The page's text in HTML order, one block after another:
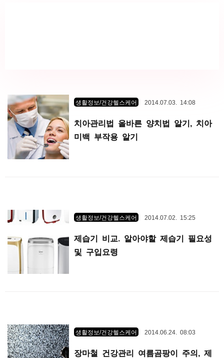
생활정보/건강헬스케어 2014.07.03. 14:08
치아관리법 올바른 양치법 알기, 치아
미백 부작용 알기
생활정보/건강헬스케어 2014.07.02. 15:25
제습기 비교. 알아야할 제습기 필요성
및 구입요령
생활정보/건강헬스케어 2014.06.24. 08:03
장마철 건강관리 여름곰팡이 주의, 제